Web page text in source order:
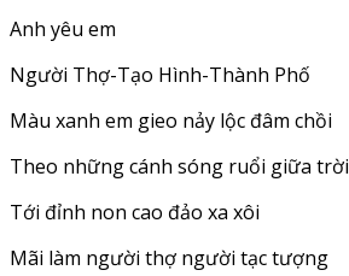
Anh yêu em
Người Thợ-Tạo Hình-Thành Phố
Màu xanh em gieo nảy lộc đâm chồi
Theo những cánh sóng ruổi giữa trời
Tới đỉnh non cao đảo xa xôi
Mãi làm người thợ người tạc tượng